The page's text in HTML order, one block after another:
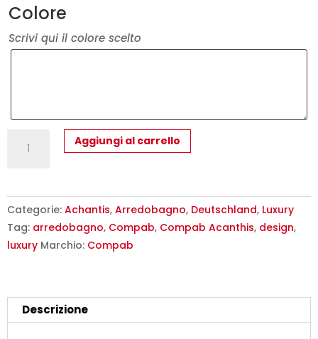
Colore
Scrivi qui il colore scelto
Bagno
COMPAB
-
Luxury
quantità
Aggiungi al carrello
Categorie: Achantis, Arredobagno, Deutschland, Luxury
Tag: arredobagno, Compab, Compab Acanthis, design,
luxury Marchio: Compab
Descrizione